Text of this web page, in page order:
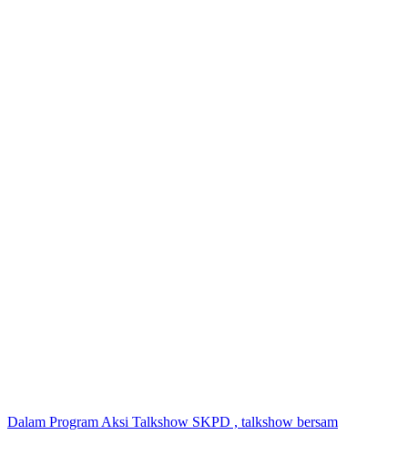
Dalam Program Aksi Talkshow SKPD , talkshow bersam